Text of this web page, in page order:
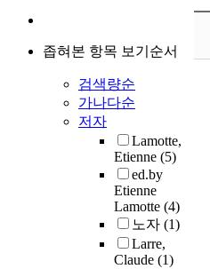
좁혀본 항목 보기순서
검색량순
가나다순
저자
Lamotte,
Etienne (5)
ed.by
Etienne
Lamotte (4)
노자 (1)
Larre,
Claude (1)